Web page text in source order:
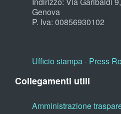
Genova
P. Iva: 00856930102
Ufficio stampa - Press
Collegamenti utili
Amministrazione